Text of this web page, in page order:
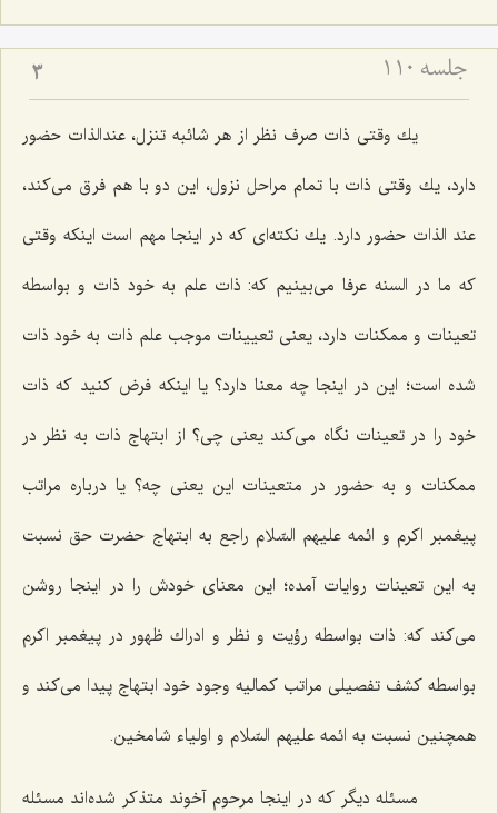
جلسه ۱۱۰ 3
یك وقتى ذات صرف نظر از هر شائبه تنزل، عندالذات حضور
دارد، یك وقتى ذات با تمام مراحل نزول، این دو با هم فرق مى‌كند،
عند الذات حضور دارد. یك نكته‌اى كه در اینجا مهم است اینكه وقتى
كه ما در السنه عرفا مى‌بینیم كه: ذات علم به خود ذات و بواسطه
تعینات و ممكنات دارد، یعنى تعیینات موجب علم ذات به خود ذات
شده است؛ این در اینجا چه معنا دارد؟ یا اینكه فرض كنید كه ذات
خود را در تعینات نگاه مى‌كند یعنى چى؟ از ابتهاج ذات به نظر در
ممكنات و به حضور در متعینات این یعنى چه؟ یا درباره مراتب
پیغمبر اكرم و ائمه علیهم السّلام راجع به ابتهاج حضرت حق نسبت
به این تعینات روایات آمده؛ این معناى خودش را در اینجا روشن
مى‌كند كه: ذات بواسطه رؤیت و نظر و ادراك ظهور در پیغمبر اكرم
بواسطه كشف تفصیلى مراتب كمالیه وجود خود ابتهاج پیدا مى‌كند و
همچنین نسبت به ائمه علیهم السّلام و اولیاء شامخین.
مسئله دیگر كه در اینجا مرحوم آخوند متذكر شده‌اند مسئله